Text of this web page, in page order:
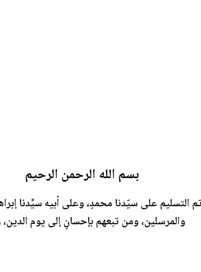
بسم الله الرحمن الرحيم
التسليم على سيّدنا محمدٍ، وعلى أبيه سيِّدنا
والمرسلين، ومن تبعهم بإحسانٍ إلى يوم